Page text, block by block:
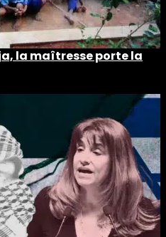
la maîtresse porte la